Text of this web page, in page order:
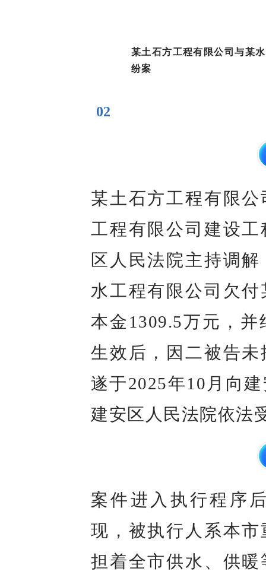
02
某土石方工程有限公司与某
纷案
某土石方工程有限
工程有限公司建设
区人民法院主持调
水工程有限公司欠
本金1309.5万元，
生效后，因二被告
遂于2025年10月向
建安区人民法院依法
案件进入执行程序
现，被执行人系本
担着全市供水、供